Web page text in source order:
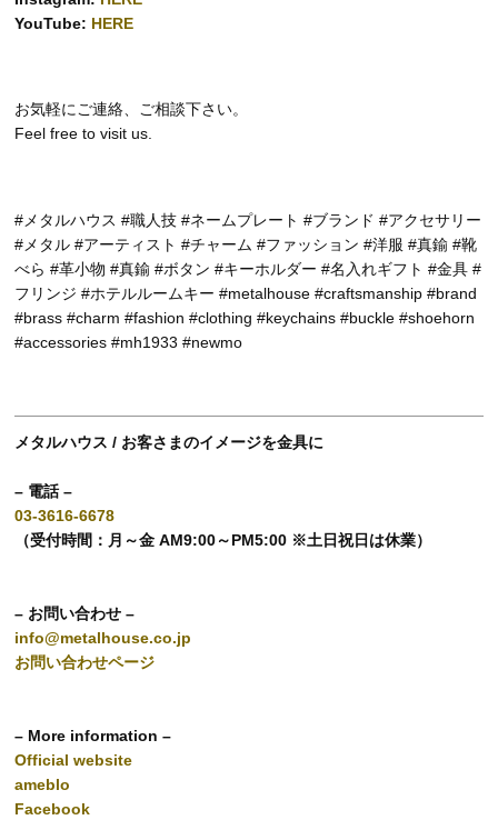
YouTube: HERE
お気軽にご連絡、ご相談下さい。
Feel free to visit us.
#メタルハウス #職人技 #ネームプレート #ブランド #アクセサリー
#メタル #アーティスト #チャーム #ファッション #洋服 #真鍮 #靴
べら #革小物 #真鍮 #ボタン #キーホルダー #名入れギフト #金具 #
フリンジ #ホテルルームキー #metalhouse #craftsmanship #brand
#brass #charm #fashion #clothing #keychains #buckle #shoehorn
#accessories #mh1933 #newmo
メタルハウス / お客さまのイメージを金具に
– 電話 –
03-3616-6678
（受付時間：月～金 AM9:00～PM5:00 ※土日祝日は休業）
– お問い合わせ –
info@metalhouse.co.jp
お問い合わせページ
– More information –
Official website
ameblo
Facebook